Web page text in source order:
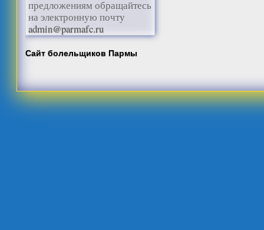
предложениям обращайтесь
на электронную почту
admin@parmafc.ru
Сайт болельщиков Пармы